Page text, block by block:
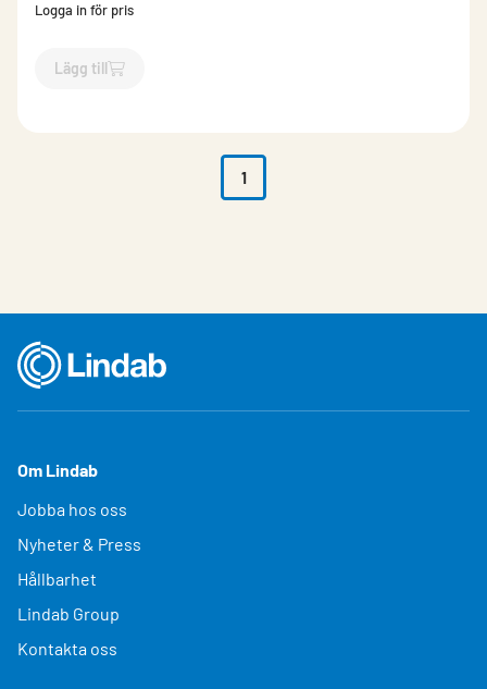
Logga in för pris
Lägg till
`$Lägg till
1
Om Lindab
Jobba hos oss
Nyheter & Press
Hållbarhet
Lindab Group
Kontakta oss